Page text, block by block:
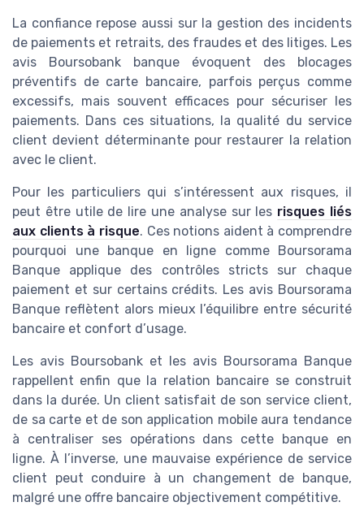
La confiance repose aussi sur la gestion des incidents
de paiements et retraits, des fraudes et des litiges. Les
avis Boursobank banque évoquent des blocages
préventifs de carte bancaire, parfois perçus comme
excessifs, mais souvent efficaces pour sécuriser les
paiements. Dans ces situations, la qualité du service
client devient déterminante pour restaurer la relation
avec le client.
Pour les particuliers qui s’intéressent aux risques, il
peut être utile de lire une analyse sur les risques liés
aux clients à risque. Ces notions aident à comprendre
pourquoi une banque en ligne comme Boursorama
Banque applique des contrôles stricts sur chaque
paiement et sur certains crédits. Les avis Boursorama
Banque reflètent alors mieux l’équilibre entre sécurité
bancaire et confort d’usage.
Les avis Boursobank et les avis Boursorama Banque
rappellent enfin que la relation bancaire se construit
dans la durée. Un client satisfait de son service client,
de sa carte et de son application mobile aura tendance
à centraliser ses opérations dans cette banque en
ligne. À l’inverse, une mauvaise expérience de service
client peut conduire à un changement de banque,
malgré une offre bancaire objectivement compétitive.